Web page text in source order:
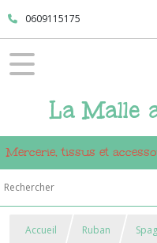
0609115175
La Malle
Mercerie, tissus et
Accueil Ruban